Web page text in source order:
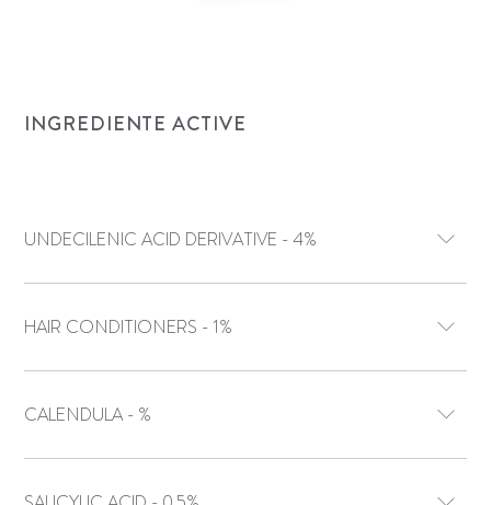
INGREDIENTE ACTIVE
UNDECILENIC ACID DERIVATIVE - 4%
HAIR CONDITIONERS - 1%
CALENDULA - %